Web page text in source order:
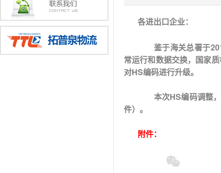
各进出口企业：
鉴于海关总署于
常运行和数据交换，国家
对HS编码进行升级。
本次HS编码调整，
件）。
附件：